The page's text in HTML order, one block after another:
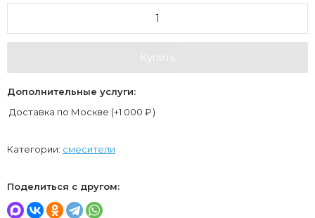
Купить
Дополнительные услуги:
Доставка по Москве (+1 000 ₽)
Категории: смесители
Поделиться с другом: